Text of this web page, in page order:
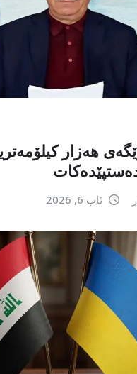
هەزار
ئاب 6, 2026